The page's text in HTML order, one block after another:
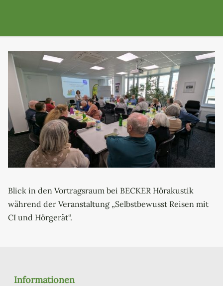
Blick in den Vortragsraum bei BECKER Hörakustik
während der Veranstaltung „Selbstbewusst Reisen mit
CI und Hörgerät“.
Informationen